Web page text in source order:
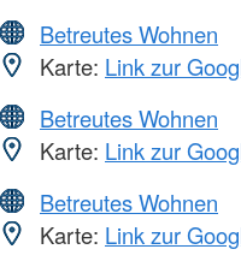
Betreutes Wohnen
Karte: Link zur
Betreutes Wohnen
Karte: Link zur
Betreutes Wohnen
Karte: Link zur